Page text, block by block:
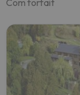
Com forfait